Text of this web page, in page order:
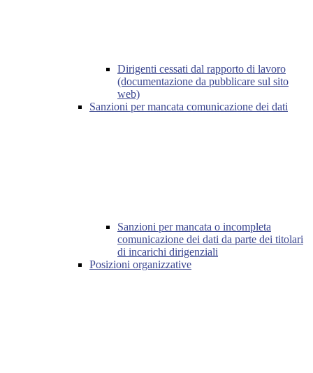
Dirigenti cessati dal rapporto di lavoro
(documentazione da pubblicare sul sito
web)
Sanzioni per mancata comunicazione dei dati
Sanzioni per mancata o incompleta
comunicazione dei dati da parte dei titolari
di incarichi dirigenziali
Posizioni organizzative